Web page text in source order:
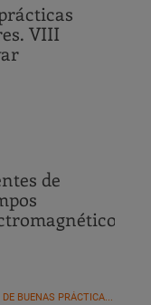
VIII
de
GUÍAS DE BUENAS PRÁCTICAS FM